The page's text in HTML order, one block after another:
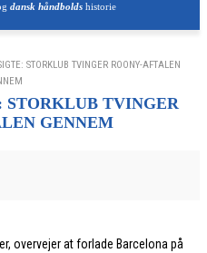
dansk håndboldshistorie
STORKLUB TVINGER ROONY-AFTALEN
TVINGER
GENNEM
overvejer at forlade Barcelona på